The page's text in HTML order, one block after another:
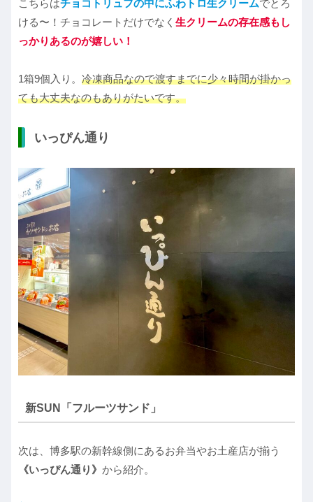
こちらはチョコトリュフの中にふわトロ生クリームでとろ
ける〜！チョコレートだけでなく 生クリームの存在感もし
っかりあるのが嬉しい！
1箱9個入り。 冷凍商品なので渡すまでに少々時間が掛かっ
ても大丈夫なのもありがたいです。
いっぴん通り
新SUN「フルーツサンド」
次は、博多駅の新幹線側にあるお弁当やお土産店が揃う
《いっぴん通り》 から紹介。